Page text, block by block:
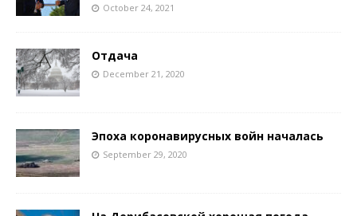
October 24, 2021
Отдача
December 21, 2020
Эпоха коронавирусных войн началась
September 29, 2020